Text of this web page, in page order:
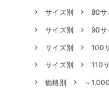
サイズ別
80サ
サイズ別
90サ
サイズ別
100
サイズ別
110
価格別
～